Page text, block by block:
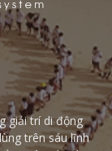
giải trí di động
trên sáu lĩnh